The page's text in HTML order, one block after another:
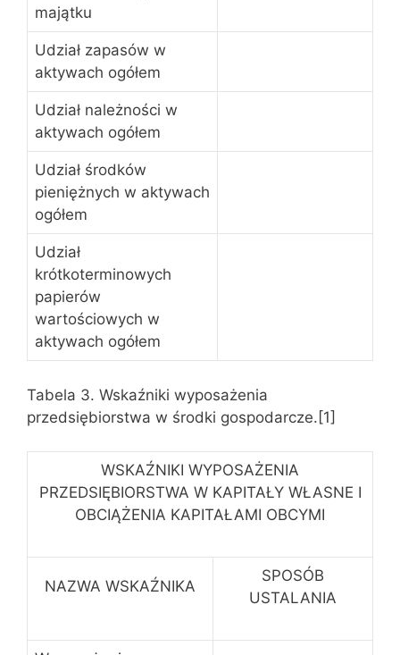
majątku
Udział zapasów w
aktywach ogółem
Udział należności w
aktywach ogółem
Udział środków
pieniężnych w aktywach
ogółem
Udział
krótkoterminowych
papierów
wartościowych w
aktywach ogółem
Tabela 3. Wskaźniki wyposażenia
przedsiębiorstwa w środki gospodarcze.[1]
WSKAŹNIKI WYPOSAŻENIA
PRZEDSIĘBIORSTWA W KAPITAŁY WŁASNE I
OBCIĄŻENIA KAPITAŁAMI OBCYMI
NAZWA WSKAŹNIKA
SPOSÓB
USTALANIA